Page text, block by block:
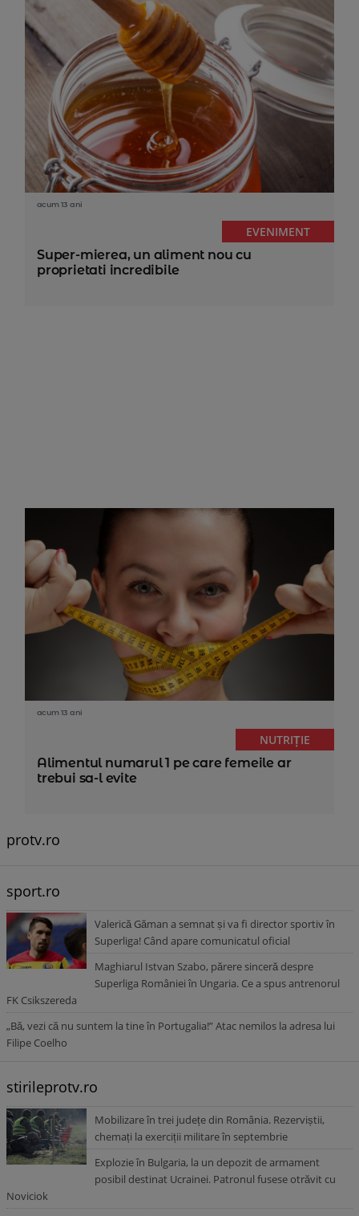
acum 13 ani
EVENIMENT
Super-mierea, un aliment nou cu
proprietati incredibile
acum 13 ani
NUTRIȚIE
Alimentul numarul 1 pe care femeile ar
trebui sa-l evite
protv.ro
sport.ro
Valerică Găman a semnat și va fi director sportiv în
Superliga! Când apare comunicatul oficial
Maghiarul Istvan Szabo, părere sinceră despre
Superliga României în Ungaria. Ce a spus antrenorul
FK Csikszereda
„Bă, vezi că nu suntem la tine în Portugalia!” Atac nemilos la adresa lui
Filipe Coelho
stirileprotv.ro
Mobilizare în trei județe din România. Rezerviștii,
chemați la exerciții militare în septembrie
Explozie în Bulgaria, la un depozit de armament
posibil destinat Ucrainei. Patronul fusese otrăvit cu
Noviciok